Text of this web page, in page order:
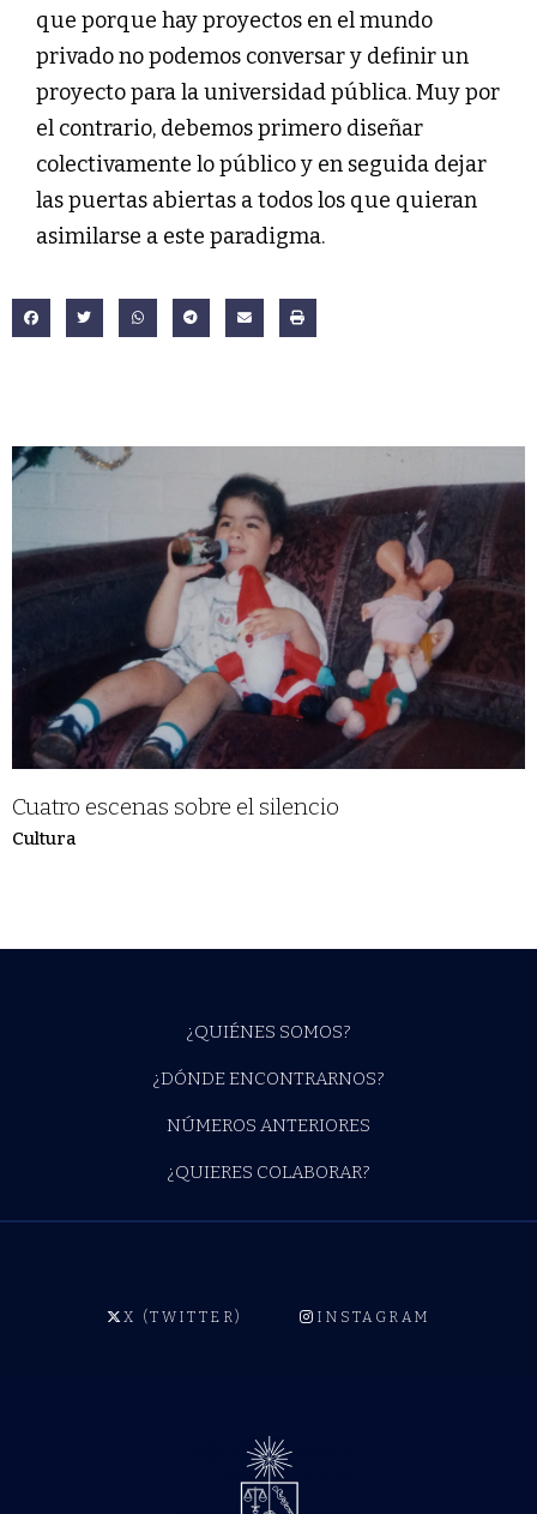
que porque hay proyectos en el mundo
privado no podemos conversar y definir un
proyecto para la universidad pública. Muy por
el contrario, debemos primero diseñar
colectivamente lo público y en seguida dejar
las puertas abiertas a todos los que quieran
asimilarse a este paradigma.
Cuatro escenas sobre el silencio
Cultura
¿QUIÉNES SOMOS?
¿DÓNDE ENCONTRARNOS?
NÚMEROS ANTERIORES
¿QUIERES COLABORAR?
X (TWITTER) INSTAGRAM